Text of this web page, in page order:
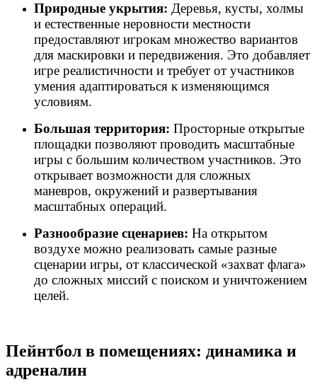
Природные укрытия: Деревья, кусты, холмы
и естественные неровности местности
предоставляют игрокам множество вариантов
для маскировки и передвижения. Это добавляет
игре реалистичности и требует от участников
умения адаптироваться к изменяющимся
условиям.
Большая территория: Просторные открытые
площадки позволяют проводить масштабные
игры с большим количеством участников. Это
открывает возможности для сложных
маневров, окружений и развертывания
масштабных операций.
Разнообразие сценариев: На открытом
воздухе можно реализовать самые разные
сценарии игры, от классической «захват флага»
до сложных миссий с поиском и уничтожением
целей.
Пейнтбол в помещениях: динамика и
адреналин